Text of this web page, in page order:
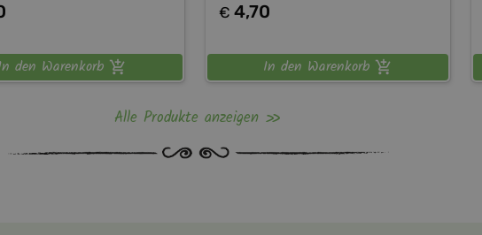
den Warenkorb
€ 4,70
In den Warenkorb
Alle Produkte anzeigen